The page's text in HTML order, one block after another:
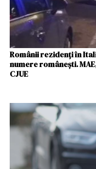
Românii rezidenți în
numere românești.
CJUE